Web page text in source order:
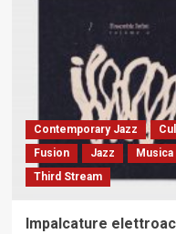
Contemporary Jazz
Fusion
Jazz Musica
Third Stream
Impalcature